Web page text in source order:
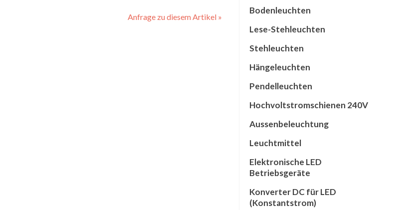
Anfrage zu diesem Artikel »
Bodenleuchten
Lese-Stehleuchten
Stehleuchten
Hängeleuchten
Pendelleuchten
Hochvoltstromschienen 240V
Aussenbeleuchtung
Leuchtmittel
Elektronische LED
Betriebsgeräte
Konverter DC für LED
(Konstantstrom)